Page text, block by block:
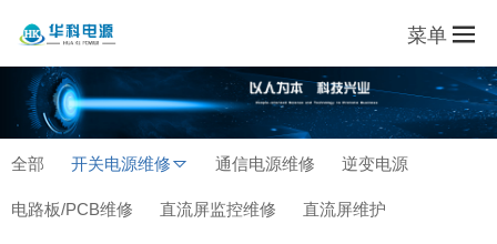
菜单
全部 开关电源维修 通信电源维修 逆变电源
电路板/PCB维修 直流屏监控维修 直流屏维护